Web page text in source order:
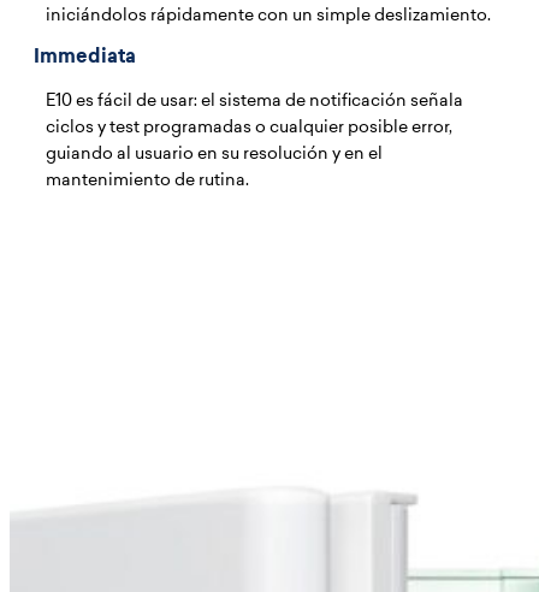
iniciándolos rápidamente con un simple deslizamiento.
Immediata
E10 es fácil de usar: el sistema de notificación señala
ciclos y test programadas o cualquier posible error,
guiando al usuario en su resolución y en el
mantenimiento de rutina.